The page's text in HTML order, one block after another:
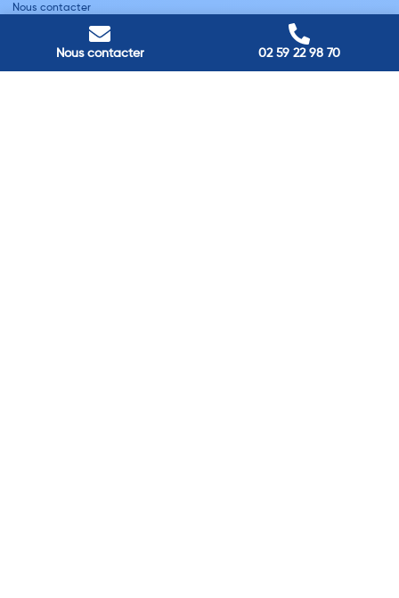
Nous contacter 02 59 22 98 70
Nous contacter
Nos adresses